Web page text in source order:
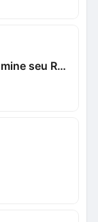
Matheus Lessa - Domine seu Restaurante